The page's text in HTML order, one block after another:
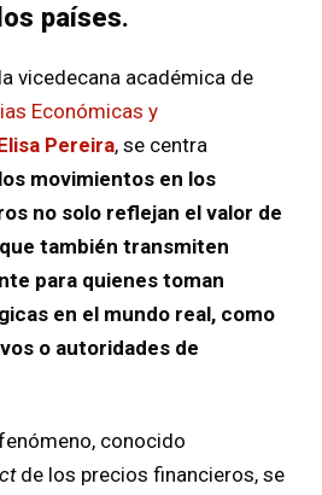
países.
vicedecana académica de
Económicas y
Pereira, se centra
movimientos en los
no solo reflejan el valor de
también transmiten
para quienes toman
en el mundo real, como
o autoridades de
conocido
de los precios financieros, se